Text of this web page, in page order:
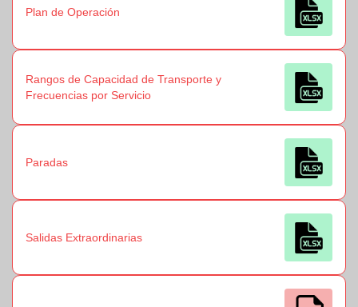
Plan de Operación
Rangos de Capacidad de Transporte y
Frecuencias por Servicio
Paradas
Salidas Extraordinarias